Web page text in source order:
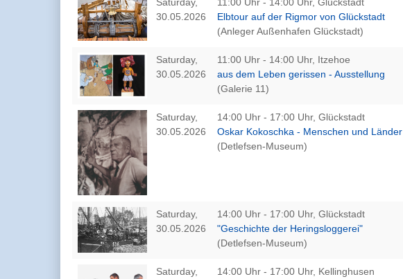
30.05.2026
Elbtour auf der Rigmor von Glückstadt
(Anleger Außenhafen Glückstadt)
Saturday,
30.05.2026
11:00 Uhr - 14:00 Uhr, Itzehoe
aus dem Leben gerissen - Ausstellung
(Galerie 11)
Saturday,
30.05.2026
14:00 Uhr - 17:00 Uhr, Glückstadt
Oskar Kokoschka - Menschen und Länder
(Detlefsen-Museum)
Saturday,
30.05.2026
14:00 Uhr - 17:00 Uhr, Glückstadt
"Geschichte der Heringsloggerei"
(Detlefsen-Museum)
Saturday,
14:00 Uhr - 17:00 Uhr, Kellinghusen